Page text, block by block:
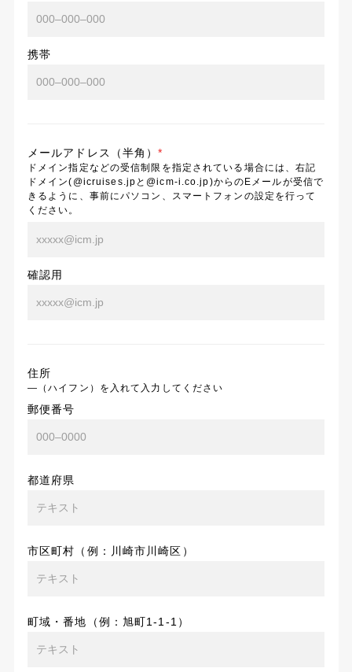
携帯
メールアドレス（半角）*
ドメイン指定などの受信制限を指定されている場合には、右記
ドメイン(@icruises.jpと@icm-i.co.jp)からのEメールが受信で
きるように、事前にパソコン、スマートフォンの設定を行って
ください。
確認用
住所
―（ハイフン）を入れて入力してください
郵便番号
都道府県
市区町村（例：川崎市川崎区）
町域・番地（例：旭町1-1-1）